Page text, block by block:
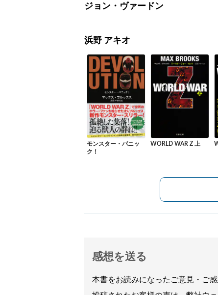
ジョン・ヴァードン
浜野 アキオ
モンスター・パニッ
ク！
WORLD WAR Z 上
感想を送る
本書をお読みになったご意見・ご